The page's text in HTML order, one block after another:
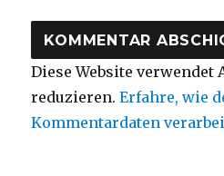
Diese Website verwendet
reduzieren.Erfahre, wie
Kommentardaten